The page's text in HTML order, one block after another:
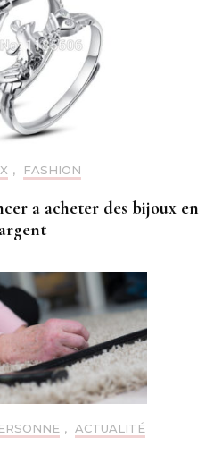
, FASHION
a acheter des bijoux en
, ACTUALITÉ